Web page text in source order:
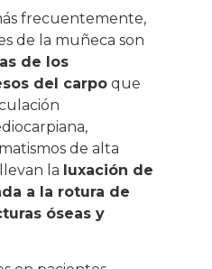
frecuentemente,
de la muñeca son
de los
del carpo que
de alta
la luxación de
a la rotura de
óseas y